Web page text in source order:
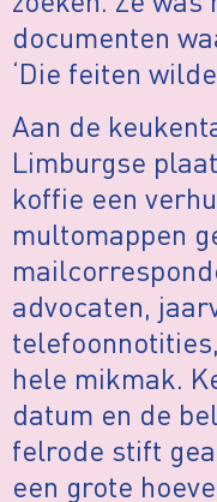
documenten
‘Die feiten
Aan de
Limburgse
koffie een
multomappen
advocaten,
hele mikmak.
datum en de
felrode stift
een grote